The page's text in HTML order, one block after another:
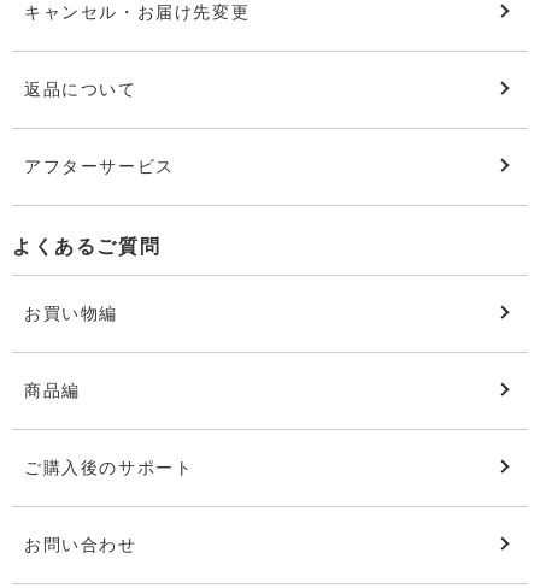
キャンセル・お届け先変更
返品について
アフターサービス
よくあるご質問
お買い物編
商品編
ご購入後のサポート
お問い合わせ